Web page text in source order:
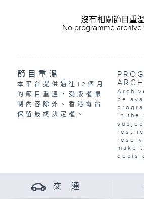
沒有相關節目重
No programme archive
節目重溫
本平台提供過往12個月
的節目重溫，受版權限
制內容除外。香港電台
保留最終決定權。
be
in the
make
交 通